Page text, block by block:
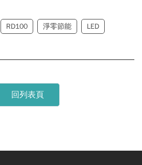
RD100 淨零節能 LED
回列表頁